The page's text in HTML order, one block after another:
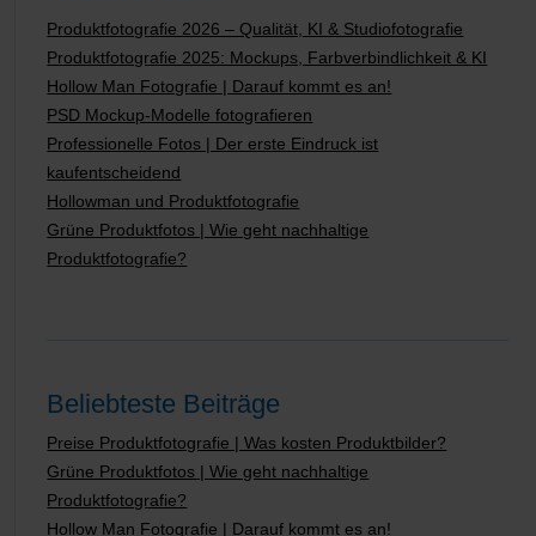
Produktfotografie 2026 – Qualität, KI & Studiofotografie
Produktfotografie 2025: Mockups, Farbverbindlichkeit & KI
Hollow Man Fotografie | Darauf kommt es an!
PSD Mockup-Modelle fotografieren
Professionelle Fotos | Der erste Eindruck ist
kaufentscheidend
Hollowman und Produktfotografie
Grüne Produktfotos | Wie geht nachhaltige
Produktfotografie?
Beliebteste Beiträge
Preise Produktfotografie | Was kosten Produktbilder?
Grüne Produktfotos | Wie geht nachhaltige
Produktfotografie?
Hollow Man Fotografie | Darauf kommt es an!